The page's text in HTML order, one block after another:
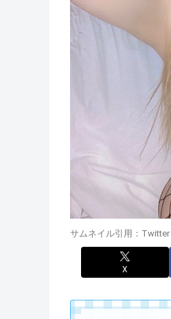
サムネイル引用：Twitter
X